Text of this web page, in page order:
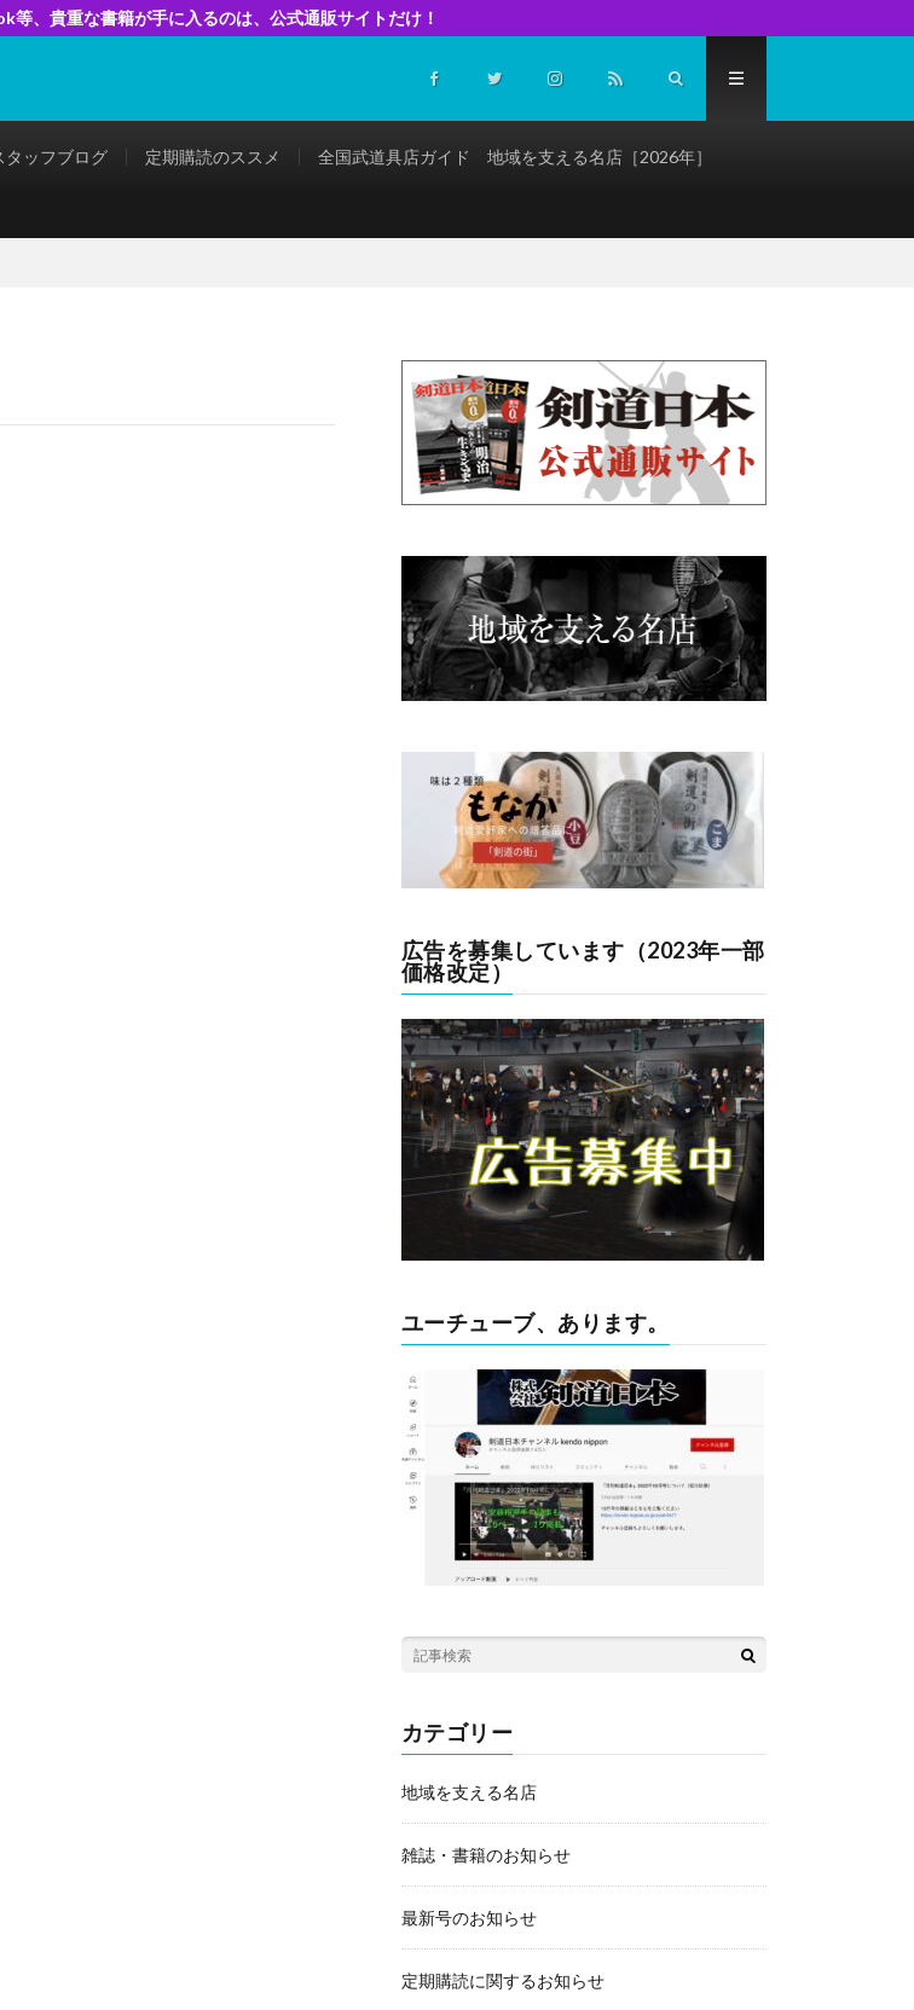
等、貴重な書籍が手に入るのは、公式通販サイトだけ！
タッフブログ 定期購読のススメ 全国武道具店ガイド 地域を支える名店［2026年］
広告を募集しています（2023年一部
価格改定）
ユーチューブ、あります。
カテゴリー
地域を支える名店
雑誌・書籍のお知らせ
最新号のお知らせ
定期購読に関するお知らせ